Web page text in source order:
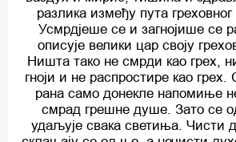
разлика између пута греховног
Усмрдјеше се и загнојише се
описује велики цар своју
Ништа тако не смрди као грех,
гноји и не распростире као
рана само донекле напомиње
смрад грешне душе. Зато се
удаљује свака светиња. Чисти